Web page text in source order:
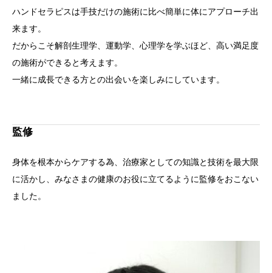
ハンドセラピスは手技だけの施術に比べ簡単に体にアプローチ出
来ます。
だからこそ解剖生理学、運動学、心理学を学ぶほど、高い満足度
の施術ができると考えます。
一緒に成長できる方との出会いを楽しみにしています。
監修
身体を根本からケアする為、治療家としての知識と技術を最大限
に活かし、みなさまの健康のお役に立てるように監修をおこない
ました。